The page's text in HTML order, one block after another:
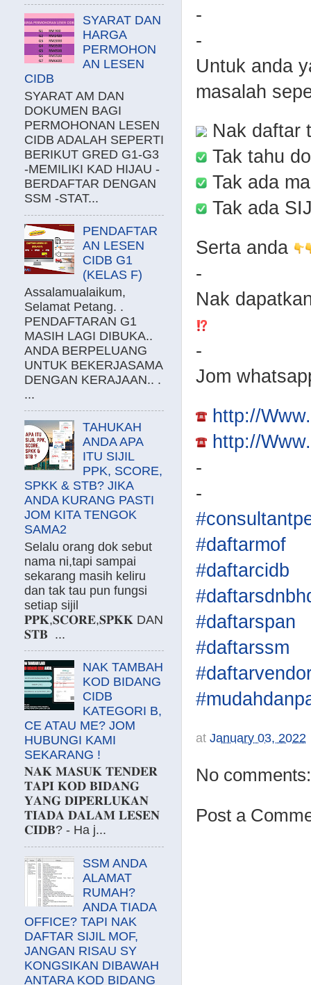
-
-
Untuk anda
masalah
Nak daftar
Tak tahu
Tak ada
Tak ada
Serta anda
-
Nak
-
Jom
http://
http://
-
-
#daftarmof
#daftarcidb
#daftarspan
#daftarssm
at January 03, 2022
No comments:
Post a
SYARAT DAN
HARGA
PERMOHON
AN LESEN
CIDB
SYARAT AM DAN
DOKUMEN BAGI
PERMOHONAN LESEN
CIDB ADALAH SEPERTI
BERIKUT GRED G1-G3
-MEMILIKI KAD HIJAU -
BERDAFTAR DENGAN
SSM -STAT...
PENDAFTAR
AN LESEN
CIDB G1
(KELAS F)
Assalamualaikum,
Selamat Petang. .
PENDAFTARAN G1
MASIH LAGI DIBUKA..
ANDA BERPELUANG
UNTUK BEKERJASAMA
DENGAN KERAJAAN.. .
...
TAHUKAH
ANDA APA
ITU SIJIL
PPK, SCORE,
SPKK & STB? JIKA
ANDA KURANG PASTI
JOM KITA TENGOK
SAMA2
Selalu orang dok sebut
nama ni,tapi sampai
sekarang masih keliru
dan tak tau pun fungsi
setiap sijil
𝐏𝐏𝐊,𝐒𝐂𝐎𝐑𝐄,𝐒𝐏𝐊𝐊 DAN
𝐒𝐓𝐁 ...
NAK TAMBAH
KOD BIDANG
CIDB
KATEGORI B,
CE ATAU ME? JOM
HUBUNGI KAMI
SEKARANG !
𝐍𝐀𝐊 𝐌𝐀𝐒𝐔𝐊 𝐓𝐄𝐍𝐃𝐄𝐑
𝐓𝐀𝐏𝐈 𝐊𝐎𝐃 𝐁𝐈𝐃𝐀𝐍𝐆
𝐘𝐀𝐍𝐆 𝐃𝐈𝐏𝐄𝐑𝐋𝐔𝐊𝐀𝐍
𝐓𝐈𝐀𝐃𝐀 𝐃𝐀𝐋𝐀𝐌 𝐋𝐄𝐒𝐄𝐍
𝐂𝐈𝐃𝐁? - Ha j...
SSM ANDA
ALAMAT
RUMAH?
ANDA TIADA
OFFICE? TAPI NAK
DAFTAR SIJIL MOF,
JANGAN RISAU SY
KONGSIKAN DIBAWAH
ANTARA KOD BIDANG